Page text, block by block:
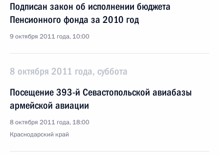
Подписан закон об исполнении бюджета
Пенсионного фонда за 2010 год
9 октября 2011 года, 10:00
8 октября 2011 года, суббота
Посещение 393-й Севастопольской авиабазы
армейской авиации
8 октября 2011 года, 18:00
Краснодарский край